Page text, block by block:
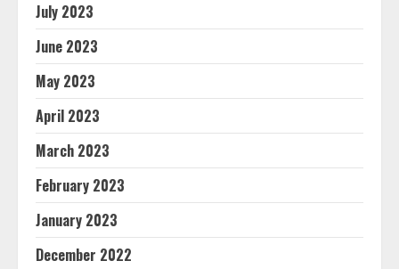
July 2023
June 2023
May 2023
April 2023
March 2023
February 2023
January 2023
December 2022